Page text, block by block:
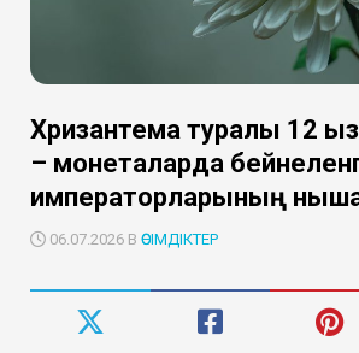
Хризантема туралы 12
– монеталарда
императорларының
06.07.2026 В ӨСІМДІКТЕР